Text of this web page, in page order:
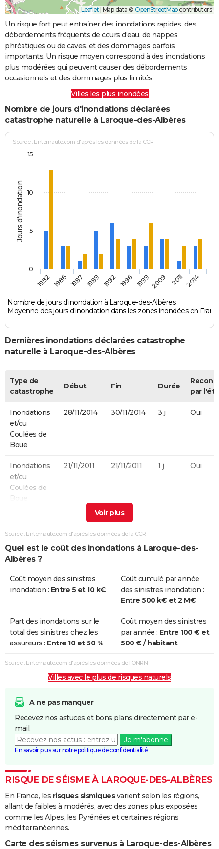
Leaflet Map data © OpenStreetMapcontributors
Un risque fort peut entraîner des inondations rapides, des
débordements fréquents de cours d’eau, de nappes
phréatiques ou de caves, et des dommages parfois
importants. Un risque moyen correspond à des inondations
plus modérées qui peuvent causer des débordements
occasionnels et des dommages plus limités.
Villes les plus inondées
Nombre de jours d'inondations déclarées
catastrophe naturelle à Laroque-des-Albères
Jours d'inondation
Source : Linternaute.com d'après les données de la CCR
Nombre de jours d'inondation à Laroque-des-Albères
Moyenne des jours d'inondation dans les zones inondées en
1982 1986 1987 1989 1992 1996 19992009 2011 2014
0
5
10
15
Dernières inondations déclarées catastrophe
naturelle à Laroque-des-Albères
Type de
catastrophe
Début Fin Durée
par
Inondations
et/ou
Coulées de
Boue
28/11/2014 30/11/2014 3 j Oui
Inondations
et/ou
Coulées de
Boue
21/11/2011 21/11/2011 1 j Oui
et/ou
Boue
24/01/2009 27/01/2009
Mécaniques
liés à l'action
Inondations
et/ou
Coulées de
Boue
12/11/1999 14/11/1999 3 j Oui
Inondations
Coulées de
07/12/1996 09/12/1996 3 j
Inondations
et/ou
Coulées de
26/09/1992 27/09/1992 2 j
Inondations
et/ou
Coulées de
Boue
25/01/1992
Inondations
17/11/1989 19/11/1989 3 j Oui
Source : Linternaute.com d'après les données de la CCR
Quel est le coût des inondations à Laroque-des-
Albères ?
Coût moyen des sinistres
inondation : Entre 5 et 10 k€
Coût cumulé par année
des sinistres inondation :
Entre 500 k€ et 2 M€
Part des inondations sur le
total des sinistres chez les
assureurs : Entre 10 et 50 %
Coût moyen des sinistres
par année : Entre 100 € et
500 € / habitant
Source : Linternaute.com d'après les données de l'ONRN
Villes avec le plus de risques naturels
A ne pas manquer
Recevez nos astuces et bons plans directement par e-
mail.
Je m'abonne
En savoir plus sur notre politique de confidentialité
RISQUE DE SÉISME À LAROQUE-DES-ALBÈRES
En France, les risques sismiquesvarient selon les régions,
allant de faibles à modérés, avec des zones plus exposées
comme les Alpes, les Pyrénées et certaines régions
méditerranéennes.
Carte des séismes survenus à Laroque-des-Albères